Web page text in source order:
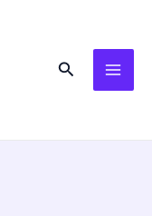
Rechercher